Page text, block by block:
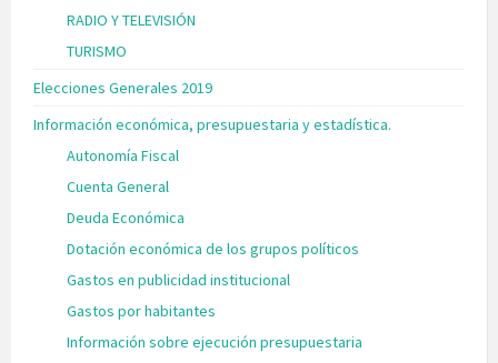
RADIO Y TELEVISIÓN
TURISMO
Elecciones Generales 2019
Información económica, presupuestaria y estadística.
Autonomía Fiscal
Cuenta General
Deuda Económica
Dotación económica de los grupos políticos
Gastos en publicidad institucional
Gastos por habitantes
Información sobre ejecución presupuestaria